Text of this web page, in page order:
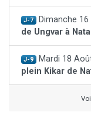
J-7 Dimanche 16
de Ungvar à
J-9 Mardi 18 Août
plein Kikar de